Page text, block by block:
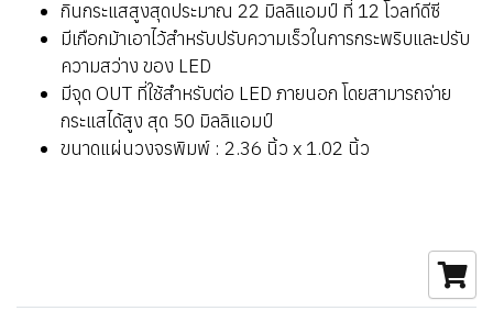
กินกระแสสูงสุดประมาณ 22 มิลลิแอมป์ ที่ 12 โวลท์ดีซี
มีเกือกม้าเอาไว้สำหรับปรับความเร็วในการกระพริบและปรับ
ความสว่าง ของ LED
มีจุด OUT ที่ใช้สำหรับต่อ LED ภายนอก โดยสามารถจ่าย
กระแสได้สูง สุด 50 มิลลิแอมป์
ขนาดแผ่นวงจรพิมพ์ : 2.36 นิ้ว x 1.02 นิ้ว